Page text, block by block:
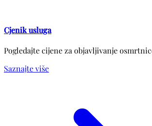
Cjenik usluga
Pogledajte cijene za objavljivanje
Saznajte više